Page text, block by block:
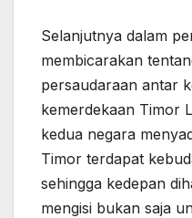
Selanjutnya dalam
membicarakan
persaudaraan antar
kemerdekaan Timor
kedua negara
Timor terdapat
sehingga kedepan
mengisi bukan saja